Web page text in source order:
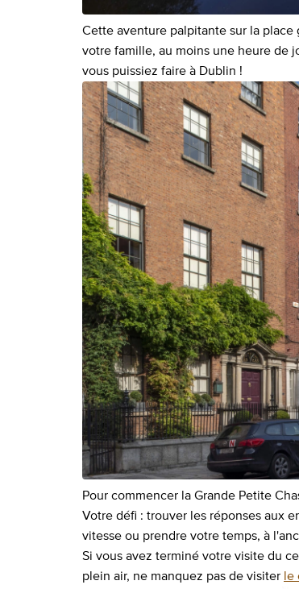
Cette aventure palpitante sur la
votre famille, au moins une heure de
vous puissiez faire à Dublin !
Pour commencer la Grande Petite
Votre défi : trouver les réponses aux
vitesse ou prendre votre temps, à
Si vous avez terminé votre visite du
plein air, ne manquez pas de visiter le